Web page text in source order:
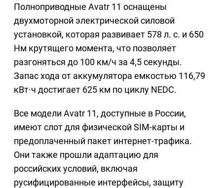
Полноприводные Avatr 11 оснащены
двухмоторной электрической силовой
установкой, которая развивает 578 л. с. и 650
Нм крутящего момента, что позволяет
разгоняться до 100 км/ч за 4,5 секунды.
Запас хода от аккумулятора емкостью 116,79
кВт·ч достигает 625 км по циклу NEDC.
Все модели Avatr 11, доступные в России,
имеют слот для физической SIM-карты и
предоплаченный пакет интернет-трафика.
Они также прошли адаптацию для
российских условий, включая
русифицированные интерфейсы, защиту